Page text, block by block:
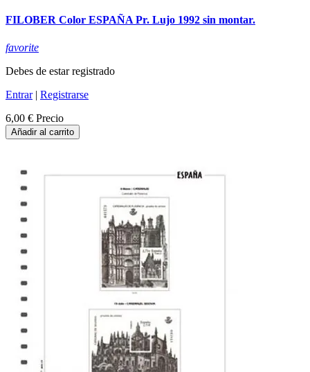
FILOBER Color ESPAÑA Pr. Lujo 1992 sin montar.
favorite
Debes de estar registrado
Entrar| Registrarse
6,00 € Precio
Añadir al carrito